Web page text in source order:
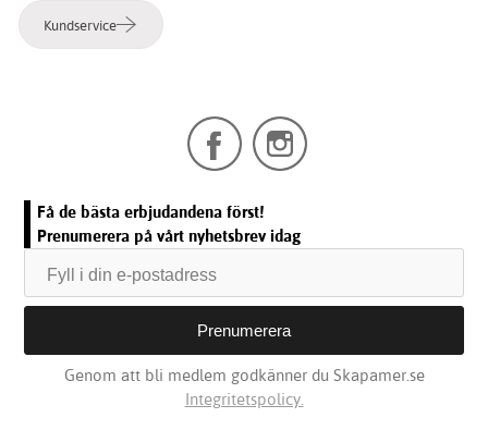
Kundservice
Få de bästa erbjudandena först!
Prenumerera på vårt nyhetsbrev idag
Genom att bli medlem godkänner du Skapamer.se
Integritetspolicy.